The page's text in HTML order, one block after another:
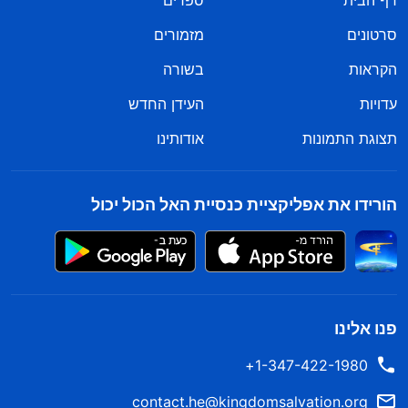
סרטונים
מזמורים
הקראות
בשורה
עדויות
העידן החדש
תצוגת התמונות
אודותינו
הורידו את אפליקציית כנסיית האל הכול יכול
פנו אלינו
1-347-422-1980+
contact.he@kingdomsalvation.org